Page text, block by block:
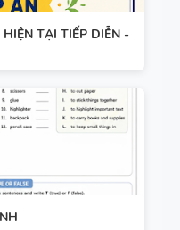
TẠI TIẾP DIỄN -